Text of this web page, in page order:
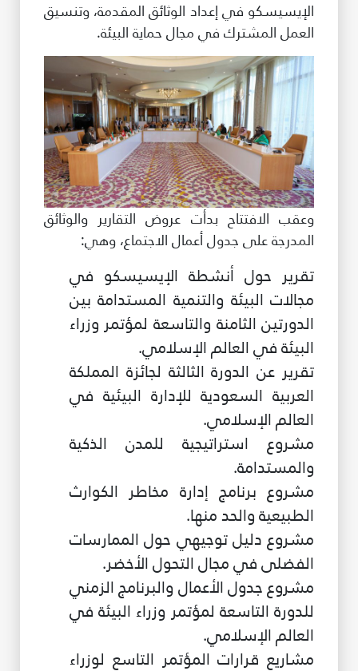
الإيسيسكو في إعداد الوثائق المقدمة، وتنسيق
العمل المشترك في مجال حماية البيئة.
وعقب الافتتاح بدأت عروض التقارير والوثائق
المدرجة على جدول أعمال الاجتماع، وهي:
تقرير حول أنشطة الإيسيسكو في
مجالات البيئة والتنمية المستدامة بين
الدورتين الثامنة والتاسعة لمؤتمر وزراء
البيئة في العالم الإسلامي.
تقرير عن الدورة الثالثة لجائزة المملكة
العربية السعودية للإدارة البيئية في
العالم الإسلامي.
مشروع استراتيجية للمدن الذكية
والمستدامة.
مشروع برنامج إدارة مخاطر الكوارث
الطبيعية والحد منها.
مشروع دليل توجيهي حول الممارسات
الفضلى في مجال التحول الأخضر.
مشروع جدول الأعمال والبرنامج الزمني
للدورة التاسعة لمؤتمر وزراء البيئة في
العالم الإسلامي.
مشاريع قرارات المؤتمر التاسع لوزراء